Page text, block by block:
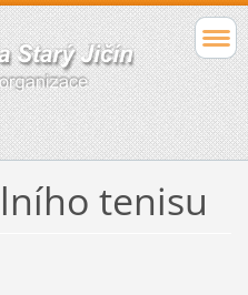
tenisu